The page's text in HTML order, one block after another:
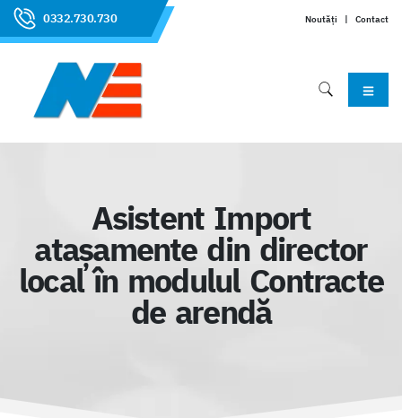
0332.730.730 Noutăți | Contact
Asistent Import
atașamente din director
local în modulul Contracte
de arendă